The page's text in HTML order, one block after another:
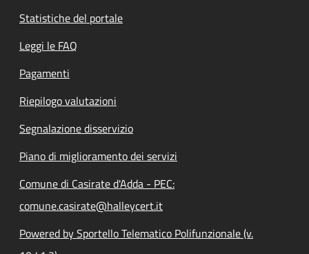
Statistiche del portale
Leggi le FAQ
Pagamenti
Riepilogo valutazioni
Segnalazione disservizio
Piano di miglioramento dei servizi
Comune di Casirate d'Adda - PEC:
comune.casirate@halleycert.it
Powered by Sportello Telematico Polifunzionale (v.